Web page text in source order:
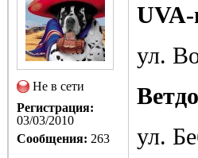
Не в сети
Регистрация:
03/03/2010
Сообщения: 263
UVA-
ул.
ул.